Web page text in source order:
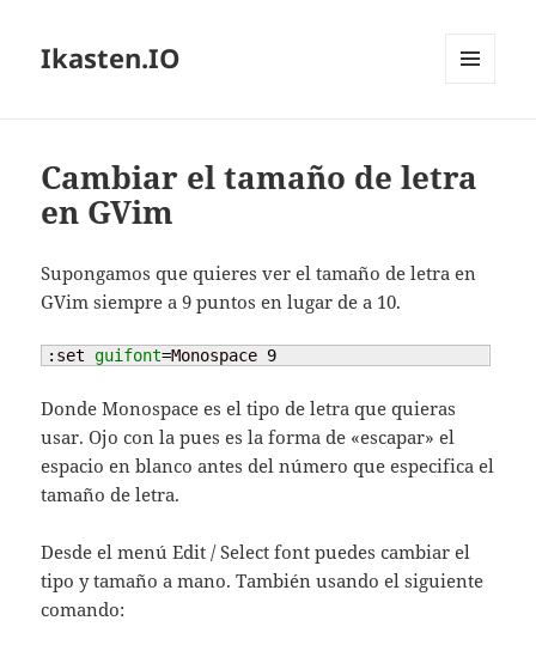
Ikasten.IO
Cambiar el tamaño de letra
en GVim
Supongamos que quieres ver el tamaño de letra en
GVim siempre a 9 puntos en lugar de a 10.
:set guifont=Monospace 9
Donde Monospace es el tipo de letra que quieras
usar. Ojo con la pues es la forma de «escapar» el
espacio en blanco antes del número que especifica el
tamaño de letra.
Desde el menú Edit / Select font puedes cambiar el
tipo y tamaño a mano. También usando el siguiente
comando: